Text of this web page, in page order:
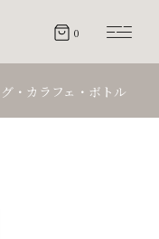
0
・カラフェ・ボトル